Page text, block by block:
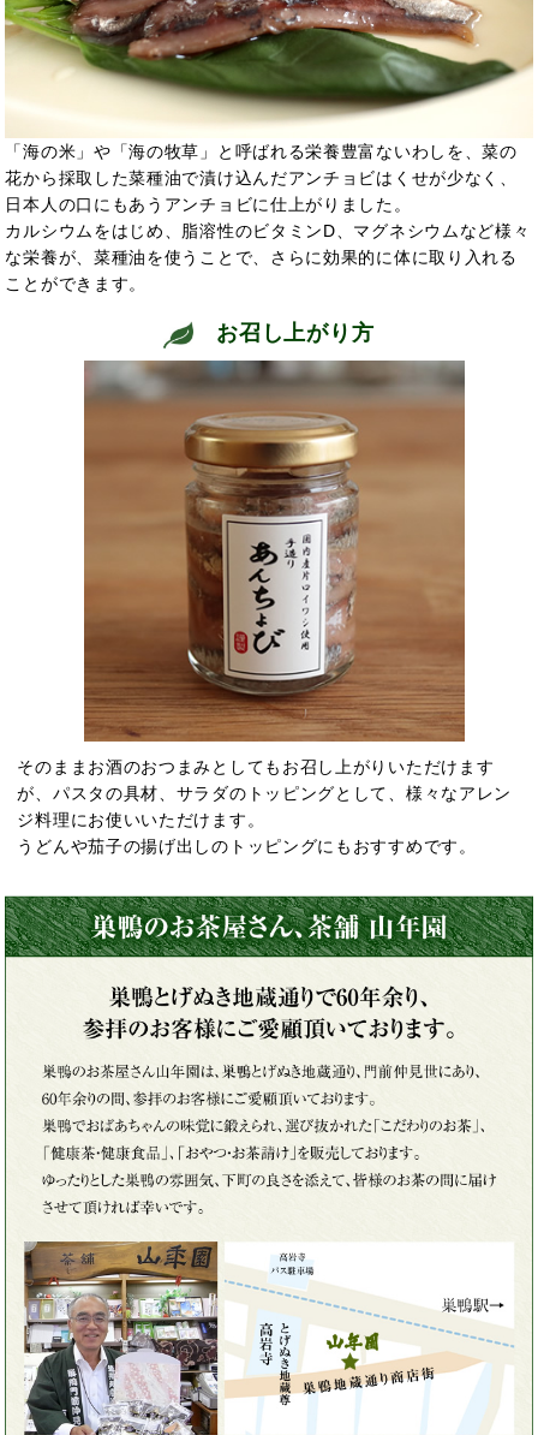
「海の米」や「海の牧草」と呼ばれる栄養豊富ないわしを、菜の
花から採取した菜種油で漬け込んだアンチョビはくせが少なく、
日本人の口にもあうアンチョビに仕上がりました。
カルシウムをはじめ、脂溶性のビタミンD、マグネシウムなど様々
な栄養が、菜種油を使うことで、さらに効果的に体に取り入れる
ことができます。
お召し上がり方
そのままお酒のおつまみとしてもお召し上がりいただけます
が、パスタの具材、サラダのトッピングとして、様々なアレン
ジ料理にお使いいただけます。
うどんや茄子の揚げ出しのトッピングにもおすすめです。